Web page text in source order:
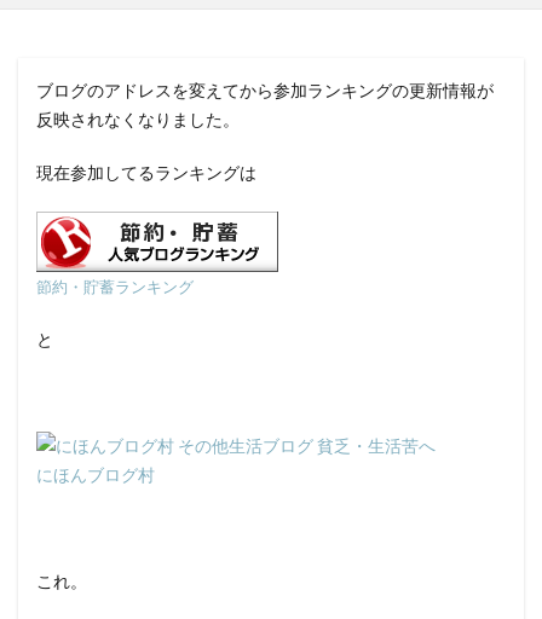
ブログのアドレスを変えてから参加ランキングの更新情報が
反映されなくなりました。
現在参加してるランキングは
節約・貯蓄ランキング
と
にほんブログ村
これ。